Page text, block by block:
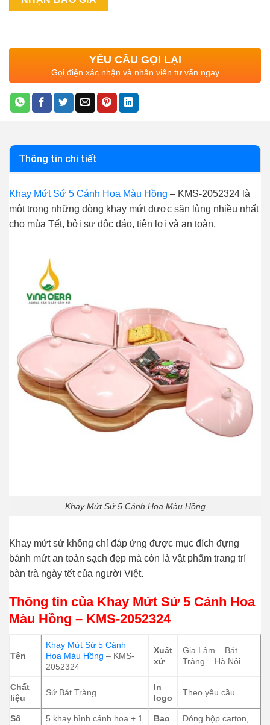
YÊU CẦU GỌI LẠI
Gọi điện xác nhận và nhân viên tư vấn ngay
Thông tin chi tiết
Khay Mứt Sứ 5 Cánh Hoa Màu Hồng – KMS-2052324 là
một trong những dòng khay mứt được săn lùng nhiều nhất
cho mùa Tết, bởi sự độc đáo, tiện lợi và an toàn.
Khay Mứt Sứ 5 Cánh Hoa Màu Hồng
Khay mứt sứ không chỉ đáp ứng được mục đích đựng
bánh mứt an toàn sạch đẹp mà còn là vật phẩm trang trí
bàn trà ngày tết của người Việt.
Thông tin của Khay Mứt Sứ 5 Cánh Hoa
Màu Hồng – KMS-2052324
Tên
Khay Mứt Sứ 5 Cánh
Hoa Màu Hồng – KMS-
2052324
Xuất
xứ
Gia Lâm – Bát
Tràng – Hà Nội
Chất
liệu
Sứ Bát Tràng
In
logo
Theo yêu cầu
Số
5 khay hình cánh hoa + 1
Bao
Đóng hộp carton,